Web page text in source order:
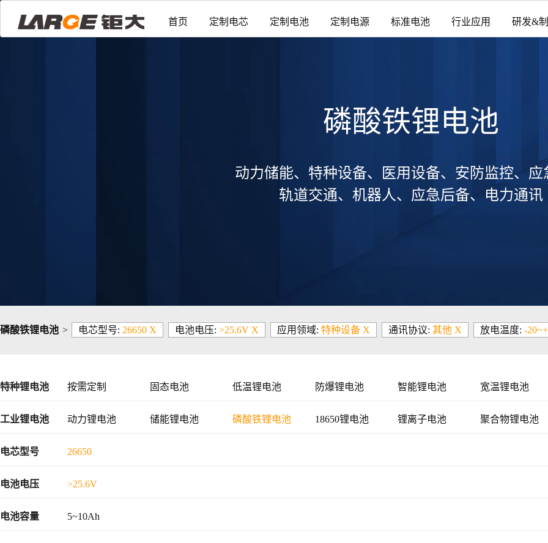
首页 定制电芯 定制电池 定制电源 标准电池 行业应用 研发&
磷酸铁锂电池
动力储能、特种设备、医用设备、安防监控、应
轨道交通、机器人、应急后备、电力通讯
磷酸铁锂电池 > 电芯型号: 26650 X 电池电压: >25.6V X 应用领域: 特种设备 X 通讯协议: 其他 X 放电温度: -
特种锂电池 按需定制 固态电池 低温锂电池 防爆锂电池 智能锂电池 宽温锂电池
工业锂电池 动力锂电池 储能锂电池 磷酸铁锂电池 18650锂电池 锂离子电池 聚合物锂电池
48V锂电池
电芯型号 26650
电池电压 >25.6V
电池容量 5~10Ah